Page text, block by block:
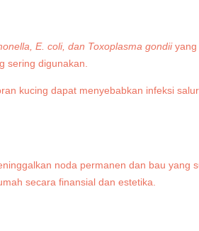
E. coli, dan Toxoplasma gondiiyang
sering digunakan.
kucing dapat menyebabkan infeksi
noda permanen dan bau
secara finansial dan estetika.